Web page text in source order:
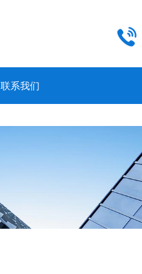
联系我们